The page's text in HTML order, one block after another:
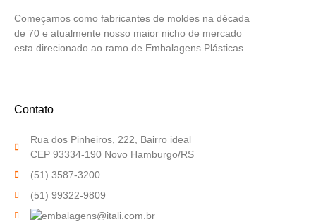
Começamos como fabricantes de moldes na década
de 70 e atualmente nosso maior nicho de mercado
esta direcionado ao ramo de Embalagens Plásticas.
Contato
Rua dos Pinheiros, 222, Bairro ideal
CEP 93334-190 Novo Hamburgo/RS
(51) 3587-3200
(51) 99322-9809